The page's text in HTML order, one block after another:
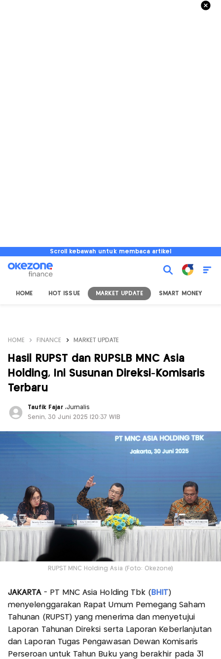
Scroll kebawah untuk membaca artikel
HOME HOT ISSUE MARKET UPDATE SMART MONEY
HOME FINANCE MARKET UPDATE
Hasil RUPST dan RUPSLB MNC Asia
Holding, Ini Susunan Direksi-Komisaris
Terbaru
Taufik Fajar ,Jurnalis
Senin, 30 Juni 2025 |20:37 WIB
RUPST MNC Holding Asia (Foto: Okezone)
JAKARTA- PT MNC Asia Holding Tbk ( BHIT)
menyelenggarakan Rapat Umum Pemegang Saham
Tahunan (RUPST) yang menerima dan menyetujui
Laporan Tahunan Direksi serta Laporan Keberlanjutan
dan Laporan Tugas Pengawasan Dewan Komisaris
Perseroan untuk Tahun Buku yang berakhir pada 31